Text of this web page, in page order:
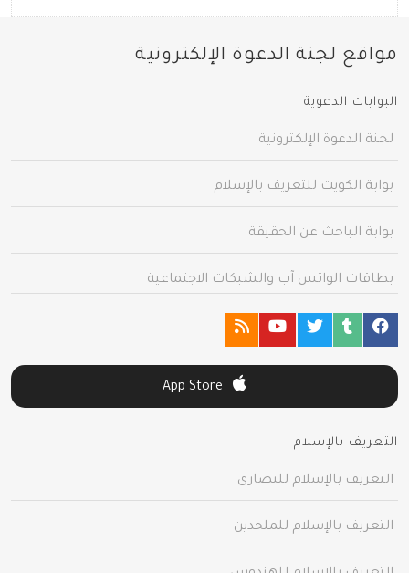
مواقع لجنة الدعوة الإلكترونية
البوابات الدعوية
لجنة الدعوة الإلكترونية
بوابة الكويت للتعريف بالإسلام
بوابة الباحث عن الحقيقة
بطاقات الواتس آب والشبكات الاجتماعية
التعريف بالإسلام
التعريف بالإسلام للنصارى
التعريف بالإسلام للملحدين